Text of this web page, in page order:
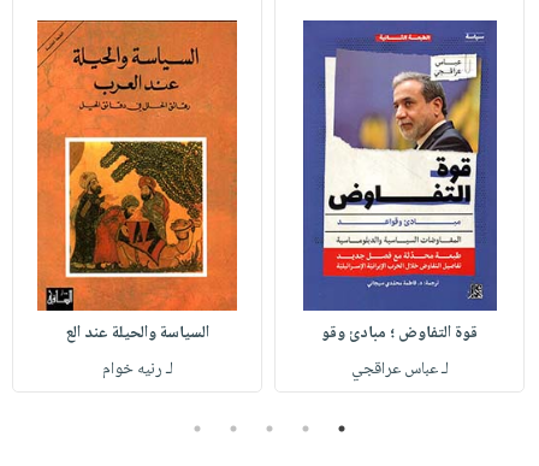
قوة التفاوض ؛ مبادئ وقو
لـ عباس عراقجي
السياسة والحيلة عند الع
لـ رنيه خوام
1
2
3
4
5